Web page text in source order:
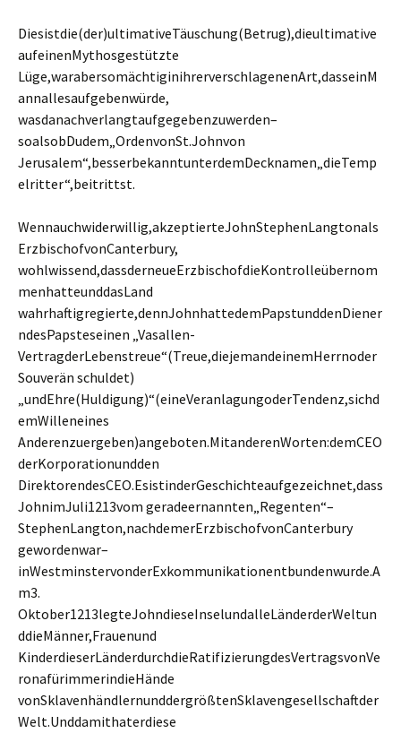
Diesistdie(der)ultimativeTäuschung(Betrug),dieultimative
aufeinenMythosgestützte
Lüge,warabersomächtiginihrerverschlagenenArt,dasseinM
annallesaufgebenwürde,
wasdanachverlangtaufgegebenzuwerden–
soalsobDudem„OrdenvonSt.Johnvon
Jerusalem“,besserbekanntunterdemDecknamen„dieTemp
elritter“,beitrittst.
Wennauchwiderwillig,akzeptierteJohnStephenLangtonals
ErzbischofvonCanterbury,
wohlwissend,dassderneueErzbischofdieKontrolleübernom
menhatteunddasLand
wahrhaftigregierte,dennJohnhattedemPapstunddenDiener
ndesPapsteseinen „Vasallen-
VertragderLebenstreue“(Treue,diejemandeinemHerrnoder
Souverän schuldet)
„undEhre(Huldigung)“(eineVeranlagungoderTendenz,sichd
emWilleneines
Anderenzuergeben)angeboten.MitanderenWorten:demCEO
derKorporationundden
DirektorendesCEO.EsistinderGeschichteaufgezeichnet,dass
JohnimJuli1213vom geradeernannten„Regenten“–
StephenLangton,nachdemerErzbischofvonCanterbury
gewordenwar–
inWestminstervonderExkommunikationentbundenwurde.A
m3.
Oktober1213legteJohndieseInselundalleLänderderWeltun
ddieMänner,Frauenund
KinderdieserLänderdurchdieRatifizierungdesVertragsvonVe
ronafürimmerindieHände
vonSklavenhändlernunddergrößtenSklavengesellschaftder
Welt.Unddamithaterdiese